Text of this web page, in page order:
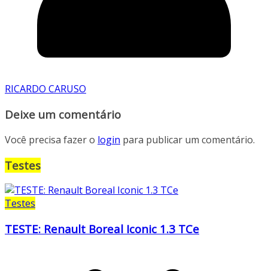
RICARDO CARUSO
Deixe um comentário
Você precisa fazer o login para publicar um comentário.
Testes
Testes
TESTE: Renault Boreal Iconic 1.3 TCe